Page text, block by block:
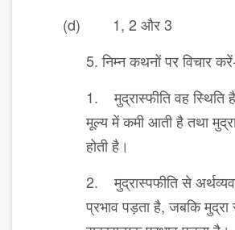
(d) 1, 2 और 3
5. निम्न कथनों पर विचार
1. मुद्रास्फीति वह
मूल्य में कमी आती है तथा
होती है।
2. मुद्रास्पफीति से
प्रभाव पड़ता है, जबकि